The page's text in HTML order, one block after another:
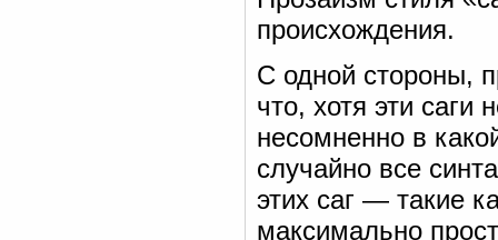
происхождения.
С одной стороны,
что, хотя эти саги
несомненно в
случайно все
этих саг — такие
максимально